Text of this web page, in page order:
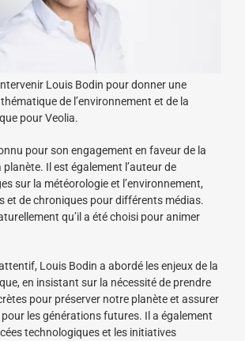
Louis Bodin pour donner une
de l’environnement et de la
pour Veolia.
pour son engagement en faveur de la
Il est également l’auteur de
sur la météorologie et l’environnement,
et de chroniques pour différents médias.
qu’il a été choisi pour animer
Louis Bodin a abordé les enjeux de la
en insistant sur la nécessité de prendre
pour préserver notre planète et assurer
les générations futures. Il a également
technologiques et les initiatives